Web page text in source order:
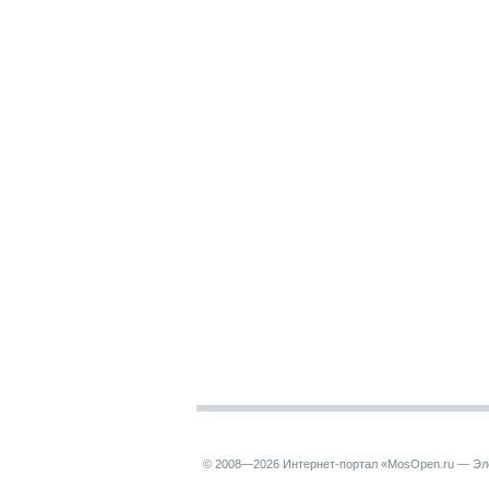
© 2008—2026 Интернет-портал «MosOpen.ru —